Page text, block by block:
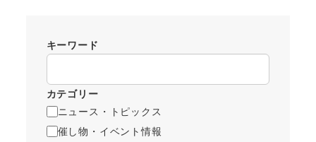
キーワード
カテゴリー
ニュース・トピックス
催し物・イベント情報